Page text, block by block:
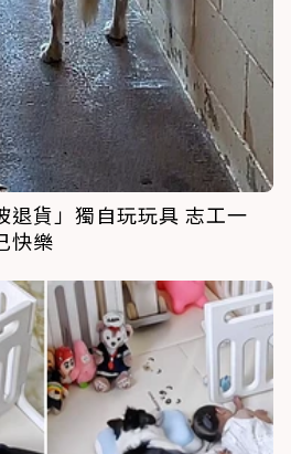
退貨」獨自玩玩具 志工一
快樂